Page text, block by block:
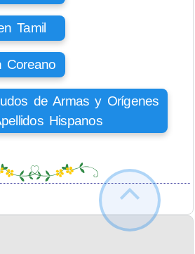
Tamil
Coreano
de Armas y Orígenes
Hispanos